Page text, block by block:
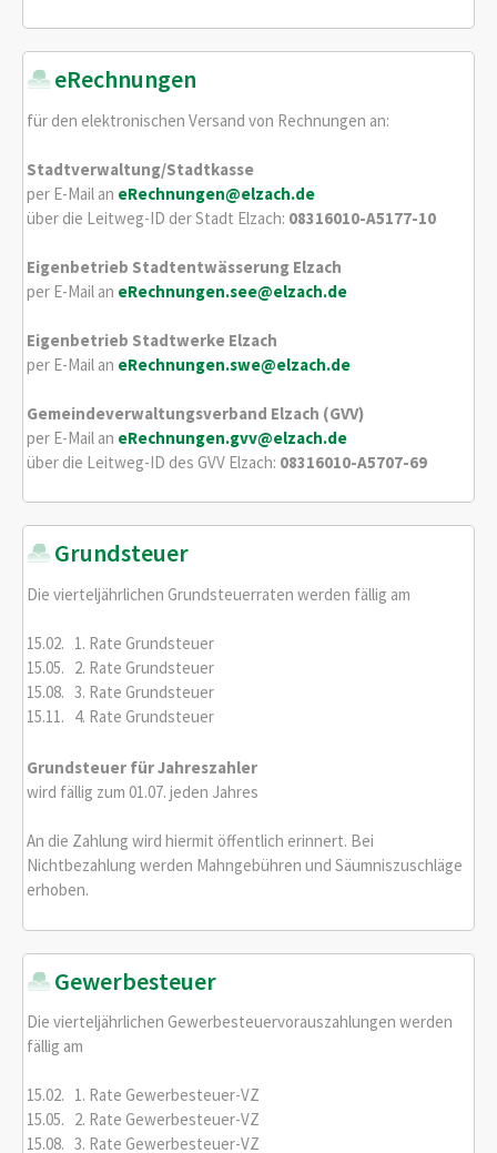
eRechnungen
für den elektronischen Versand von Rechnungen an:
Stadtverwaltung/Stadtkasse
per E-Mail an eRechnungen@elzach.de
über die Leitweg-ID der Stadt Elzach: 08316010-A5177-10
Eigenbetrieb Stadtentwässerung Elzach
per E-Mail an eRechnungen.see@elzach.de
Eigenbetrieb Stadtwerke Elzach
per E-Mail an eRechnungen.swe@elzach.de
Gemeindeverwaltungsverband Elzach (GVV)
per E-Mail an eRechnungen.gvv@elzach.de
über die Leitweg-ID des GVV Elzach: 08316010-A5707-69
Grundsteuer
Die vierteljährlichen Grundsteuerraten werden fällig am
15.02. 1. Rate Grundsteuer
15.05. 2. Rate Grundsteuer
15.08. 3. Rate Grundsteuer
15.11. 4. Rate Grundsteuer
Grundsteuer für Jahreszahler
wird fällig zum 01.07. jeden Jahres
An die Zahlung wird hiermit öffentlich erinnert. Bei
Nichtbezahlung werden Mahngebühren und Säumniszuschläge
erhoben.
Gewerbesteuer
Die vierteljährlichen Gewerbesteuervorauszahlungen werden
fällig am
15.02. 1. Rate Gewerbesteuer-VZ
15.05. 2. Rate Gewerbesteuer-VZ
15.08. 3. Rate Gewerbesteuer-VZ